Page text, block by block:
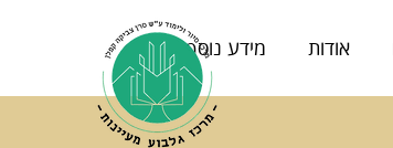
אודות מידע נוסף